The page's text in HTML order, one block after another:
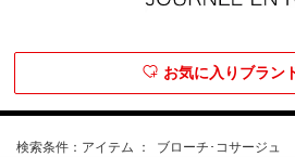
お気に入りブラン
検索条件： アイテム ： ブローチ･コサージュ